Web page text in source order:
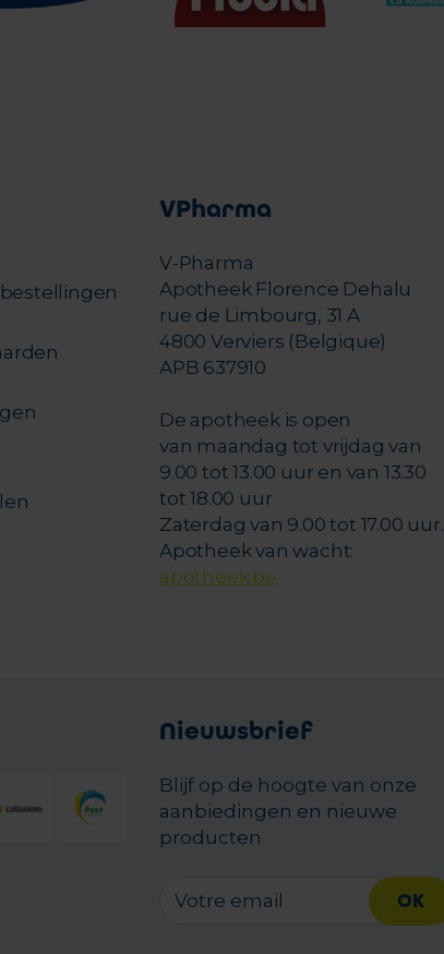
VPharma
V-Pharma
Apotheek Florence Dehalu
rue de Limbourg, 31 A
4800 Verviers (Belgique)
APB 637910
De apotheek is open
van maandag tot vrijdag van
9.00 tot 13.00 uur en van 13.30
tot 18.00 uur
Zaterdag van 9.00 tot 17.00 uur.
Apotheek van wacht:
apotheek.be
Nieuwsbrief
Blijf op de hoogte van onze
aanbiedingen en nieuwe
producten
OK